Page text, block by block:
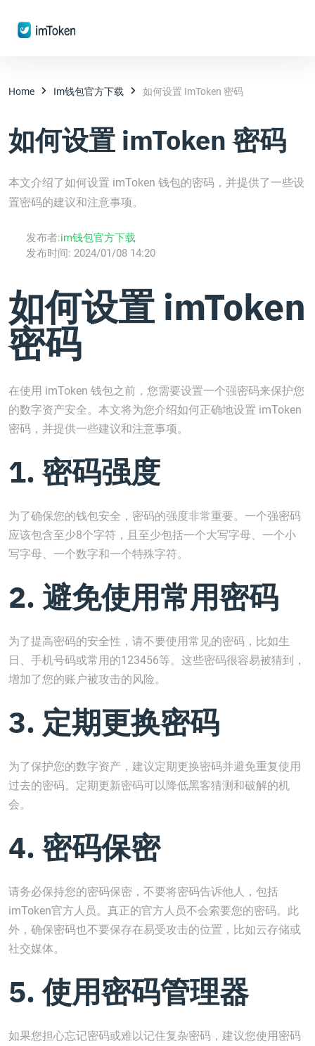
Home Im钱包官方下载 如何设置 ImToken 密码
如何设置 imToken 密码
本文介绍了如何设置 imToken 钱包的密码，并提供了一些设
置密码的建议和注意事项。
发布者:im钱包官方下载
发布时间: 2024/01/08 14:20
如何设置 imToken
密码
在使用 imToken 钱包之前，您需要设置一个强密码来保护您
的数字资产安全。本文将为您介绍如何正确地设置 imToken
密码，并提供一些建议和注意事项。
1. 密码强度
为了确保您的钱包安全，密码的强度非常重要。一个强密码
应该包含至少8个字符，且至少包括一个大写字母、一个小
写字母、一个数字和一个特殊字符。
2. 避免使用常用密码
为了提高密码的安全性，请不要使用常见的密码，比如生
日、手机号码或常用的123456等。这些密码很容易被猜到，
增加了您的账户被攻击的风险。
3. 定期更换密码
为了保护您的数字资产，建议定期更换密码并避免重复使用
过去的密码。定期更新密码可以降低黑客猜测和破解的机
会。
4. 密码保密
请务必保持您的密码保密，不要将密码告诉他人，包括
imToken官方人员。真正的官方人员不会索要您的密码。此
外，确保密码也不要保存在易受攻击的位置，比如云存储或
社交媒体。
5. 使用密码管理器
如果您担心忘记密码或难以记住复杂密码，建议您使用密码